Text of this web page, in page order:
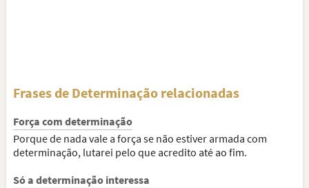
Frases de Determinação relacionadas
Força com determinação
Porque de nada vale a força se não estiver armada com
determinação, lutarei pelo que acredito até ao fim.
Só a determinação interessa